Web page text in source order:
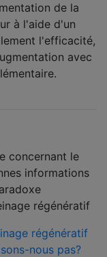
de la
à l'aide d'un
l'efficacité,
avec
concernant le
informations
régénératif
régénératif
nous pas?